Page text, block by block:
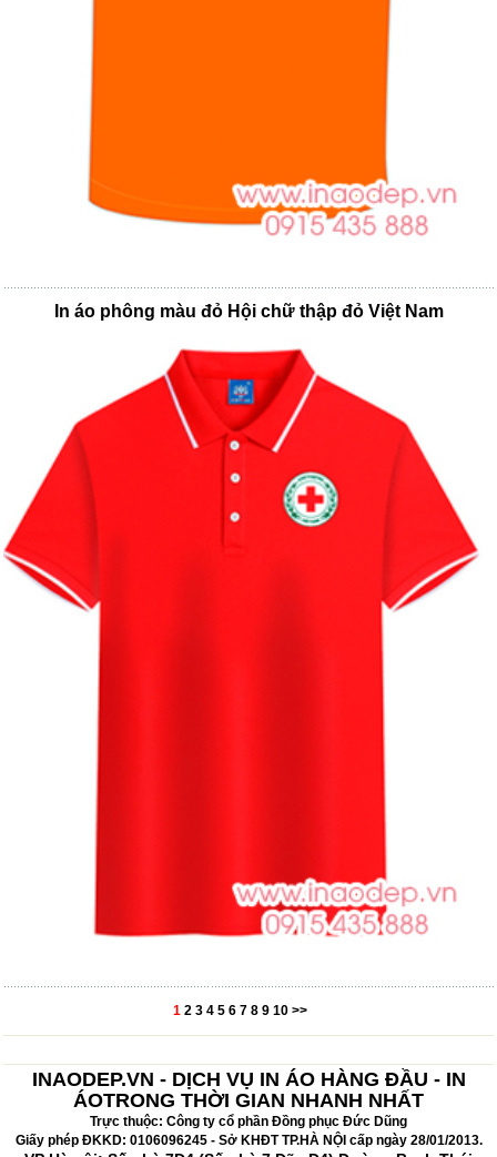
In áo phông màu đỏ Hội chữ thập đỏ Việt Nam
1 2 3 4 5 6 7 8 9 10 >>
INAODEP.VN - DỊCH VỤ IN ÁO HÀNG ĐẦU - IN
ÁOTRONG THỜI GIAN NHANH NHẤT
Trực thuộc: Công ty cổ phần Đồng phục Đức Dũng
Giấy phép ĐKKD: 0106096245 - Sở KHĐT TP.HÀ NỘI cấp ngày 28/01/2013.